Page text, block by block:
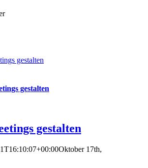
gestalten
gestalten
gestalten
Oktober 17th,